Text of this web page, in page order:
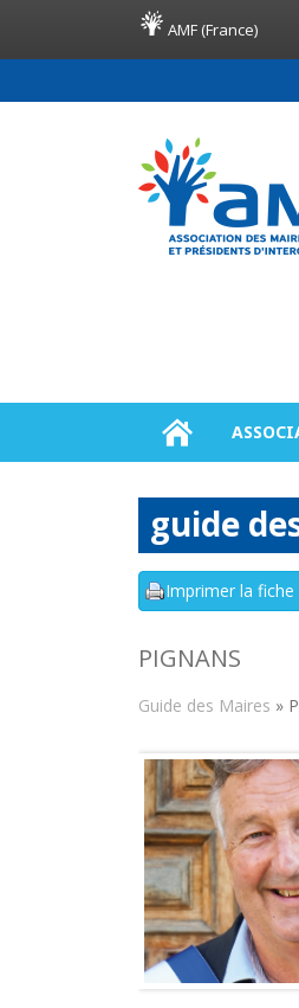
AMF (France)
guide
PIGNANS
Guide des Maires »